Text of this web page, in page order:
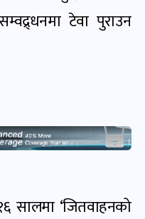
टेवा पुराउन
सालमा ‘जितवाहनको